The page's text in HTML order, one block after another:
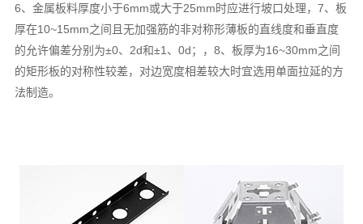
6、金属板料厚度小于6mm或大于25mm时应进行坡口处理，7、板
厚在10~15mm之间且无加强筋的非对称形薄板的直线度和垂直度
的允许偏差分别为±0、2d和±1、0d；，8、板厚为16~30mm之间
的矩形板的对称性较差，对边宽度相差较大时宜选用单面拉延的方
法制造。